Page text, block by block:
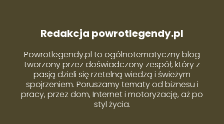
Redakcja powrotlegendy.pl
Powrotlegendy.pl to ogólnotematyczny blog
tworzony przez doświadczony zespół, który z
pasją dzieli się rzetelną wiedzą i świeżym
spojrzeniem. Poruszamy tematy od biznesu i
pracy, przez dom, Internet i motoryzację, aż po
styl życia.